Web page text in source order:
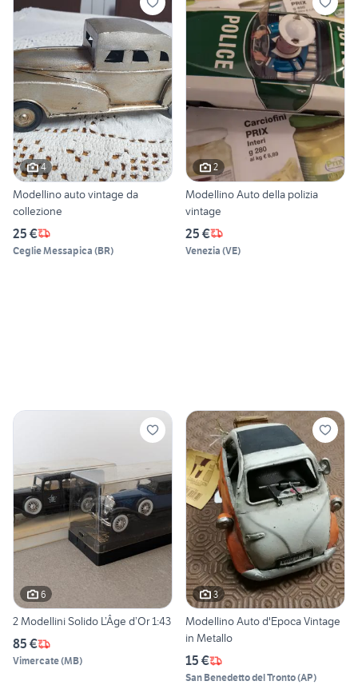
4
Modellino auto vintage da
collezione
25 €
Ceglie Messapica (BR)
2
Modellino Auto della polizia
vintage
25 €
Venezia (VE)
6
2 Modellini Solido L’Âge d’Or 1:43
85 €
Vimercate(MB)
3
Modellino Auto d'Epoca Vintage
in Metallo
15 €
San Benedetto del Tronto(AP)